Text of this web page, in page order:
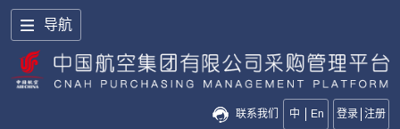
导航
联系我们 中 En 登录 注册